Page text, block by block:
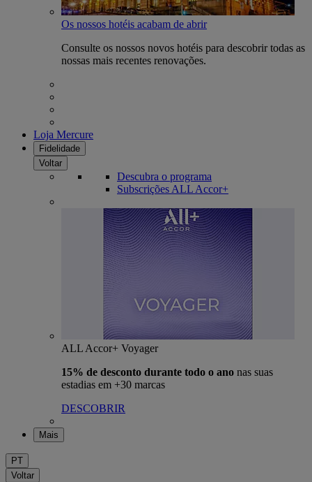
Os nossos hotéis acabam de abrir
Consulte os nossos novos hotéis para descobrir todas as
nossas mais recentes renovações.
Loja Mercure
Fidelidade
Voltar
Descubra o programa
Subscrições ALL Accor+
ALL Accor+ Voyager
15% de desconto durante todo o ano nas suas
estadias em +30 marcas
DESCOBRIR
Mais
PT
Voltar